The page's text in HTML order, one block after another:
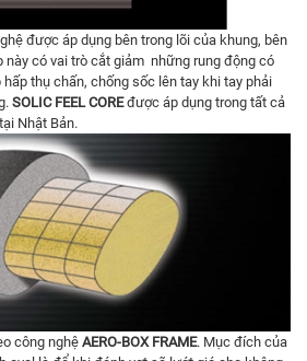
được áp dụng bên trong lõi của khung, bên
này có vai trò cắt giảm những rung động có
thụ chấn, chống sốc lên tay khi tay phải
SOLIC FEEL COREđược áp dụng trong tất cả
Nhật Bản.
công nghệ AERO-BOX FRAME. Mục đích của